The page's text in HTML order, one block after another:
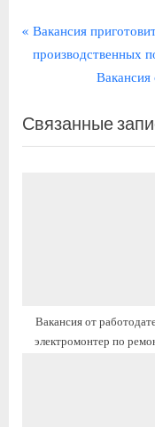
Навигация
по
П
р
ы
д
Вакансия
производственных
С
е
д
п
Вакансия
Связанные
Вакансия от
электромонтер по